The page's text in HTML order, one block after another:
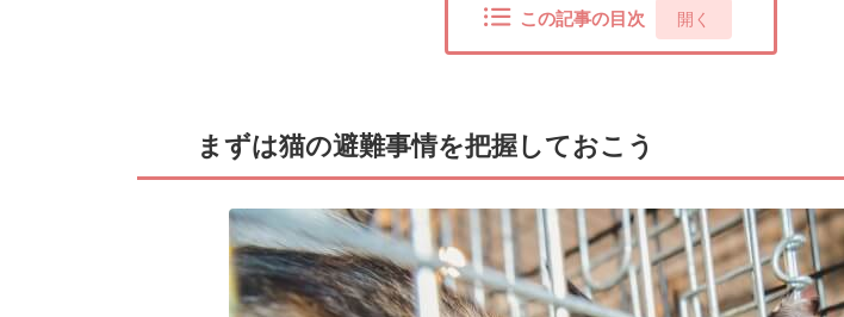
この記事の目次 開く
まずは猫の避難事情を把握しておこう